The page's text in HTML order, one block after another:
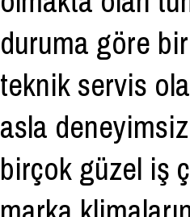
duruma göre
teknik servis
asla
birçok güzel iş